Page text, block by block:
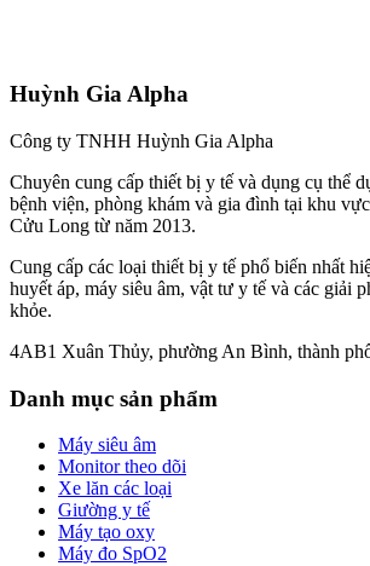
Huỳnh Gia Alpha
Công ty TNHH Huỳnh Gia Alpha
Chuyên cung cấp thiết bị y tế và dụng cụ thể
bệnh viện, phòng khám và gia đình tại khu
Cửu Long từ năm 2013.
Cung cấp các loại thiết bị y tế phổ biến nhất
huyết áp, máy siêu âm, vật tư y tế và các giải
khỏe.
4AB1 Xuân Thủy, phường An Bình, thành
Danh mục sản phẩm
Máy siêu âm
Monitor theo dõi
Xe lăn các loại
Giường y tế
Máy tạo oxy
Máy đo SpO2